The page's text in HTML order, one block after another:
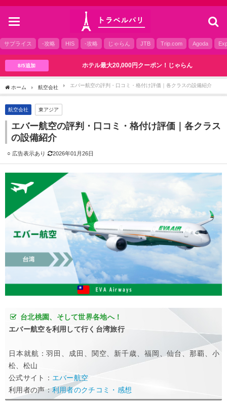
toggle
サプライス -攻略 HIS -攻略 じゃらん JTB Trip.com Agoda
8/5追加 ホテル最大20,000円クーポン！じゃらん
ホーム 航空会社 エバー航空の評判・口コミ・格付け評価｜各クラスの設備紹介
航空会社 東アジア
エバー航空の評判・口コミ・格付け評価｜各クラス
の設備紹介
2026年01月26日
台北桃園、そして世界各地へ！
エバー航空を利用して行く台湾旅行
日本就航：羽田、成田、関空、新千歳、福岡、仙台、那覇、小
松、松山
公式サイト： エバー航空
利用者の声：利用者のクチコミ・感想